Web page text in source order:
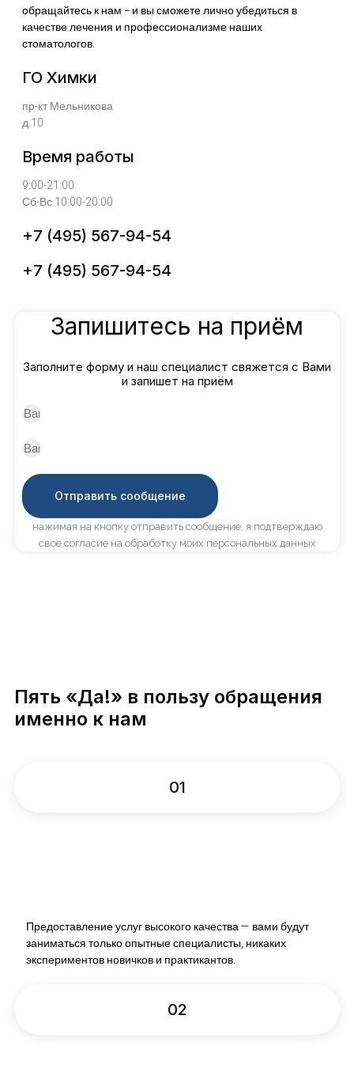
обращайтесь к нам − и вы сможете лично убедиться в
качестве лечения и профессионализме наших
стоматологов.
ГО Химки
пр-кт Мельникова
д.10
Время работы
9:00-21:00
Сб-Вс 10:00-20:00
+7 (495) 567-94-54
+7 (495) 567-94-54
Запишитесь на приём
Заполните форму и наш специалист свяжется с Вами
и запишет на приём
Отправить сообщение
нажимая на кнопку отправить сообщение, я подтверждаю
свое согласие на обработку моих персональных данных
Пять «Да!» в пользу обращения
именно к нам
01
Предоставление услуг высокого качества — вами будут
заниматься только опытные специалисты, никаких
экспериментов новичков и практикантов.
02